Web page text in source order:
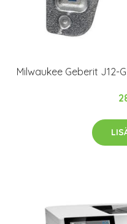
Milwaukee Geberit J12-